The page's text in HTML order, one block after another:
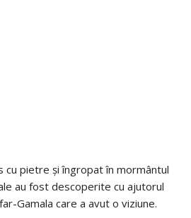
cu pietre și îngropat în mormântul
au fost descoperite cu ajutorul
Gamala care a avut o viziune.